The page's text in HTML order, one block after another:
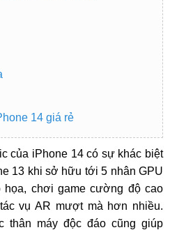
14 giá rẻ
của iPhone 14 có sự khác biệt
13 khi sở hữu tới 5 nhân GPU
họa, chơi game cường độ cao
vụ AR mượt mà hơn nhiều.
thân máy độc đáo cũng giúp